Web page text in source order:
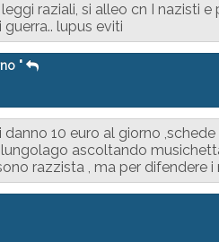
raziali, si alleo cn I nazisti
lupus eviti
"
danno 10 euro al giorno
ascoltando
razzista , ma per difendere